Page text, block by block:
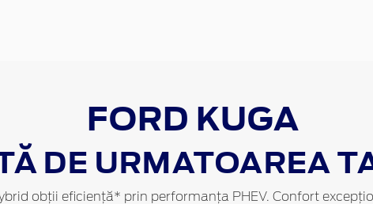
FORD KUGA
DE URMATOAREA
obții eficiență* prin performanța PHEV. Confort